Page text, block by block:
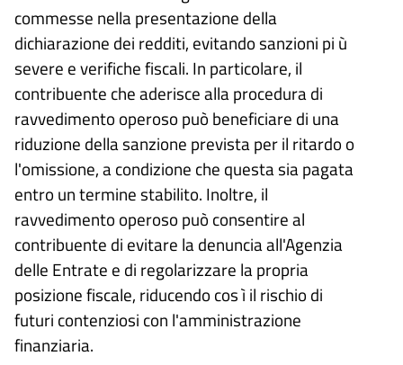
commesse nella presentazione della
dichiarazione dei redditi, evitando sanzioni pi ù
severe e verifiche fiscali. In particolare, il
contribuente che aderisce alla procedura di
ravvedimento operoso può beneficiare di una
riduzione della sanzione prevista per il ritardo o
l'omissione, a condizione che questa sia pagata
entro un termine stabilito. Inoltre, il
ravvedimento operoso può consentire al
contribuente di evitare la denuncia all'Agenzia
delle Entrate e di regolarizzare la propria
posizione fiscale, riducendo cos ì il rischio di
futuri contenziosi con l'amministrazione
finanziaria.